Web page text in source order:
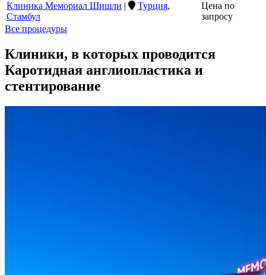
Клиника Мемориал Шишли | Турция,
Стамбул
Цена по
запросу
Все процедуры
Клиники, в которых проводится
Каротидная англиопластика и
стентирование